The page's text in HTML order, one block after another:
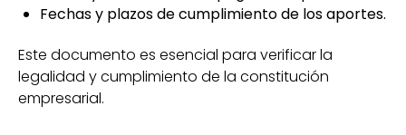
Fechas y plazos de cumplimiento de los aportes.
Este documento es esencial para verificar la
legalidad y cumplimiento de la constitución
empresarial.